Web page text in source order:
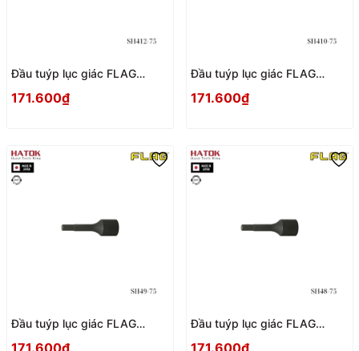
Đầu tuýp lục giác FLAG
171.600₫
Đầu tuýp lục giác FLAG
171.600₫
Đầu tuýp lục giác FLAG
171.600₫
Đầu tuýp lục giác FLAG
171.600₫